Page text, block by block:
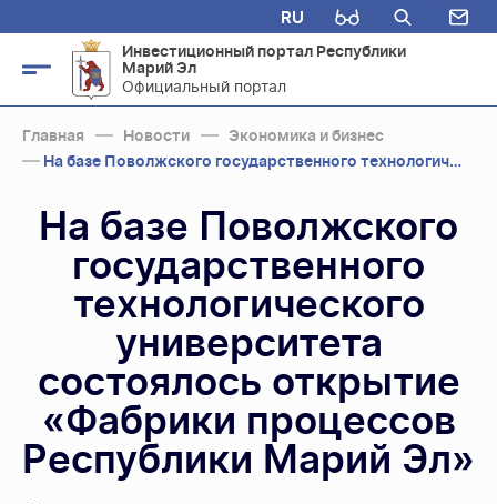
Инвестиционный портал Республики
Марий Эл
Официальный портал
RU
Главная Новости
Экономика и бизнес
На базе Поволжского государственного технологического университета состоялось от...
На базе Поволжского
государственного
технологического
университета
состоялось открытие
«Фабрики процессов
Республики Марий Эл»